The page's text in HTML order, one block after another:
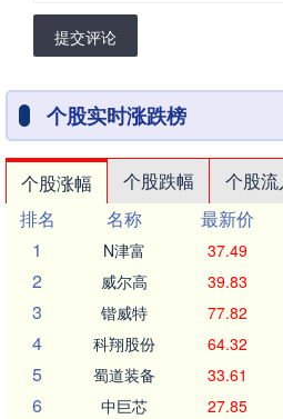
提交评论
个股实时涨跌榜
个股涨幅 个股跌幅 个股流
排名
名称 最新价
1
N津富 37.49
2 威尔高 39.83
3 锴威特 77.82
4 科翔股份 64.32
5 蜀道装备 33.61
6 中巨芯 27.85